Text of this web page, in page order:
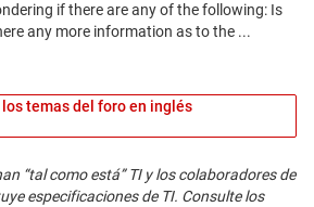
temas del foro en inglés
“tal como está” TI y los colaboradores de
especificaciones de TI. Consulte los